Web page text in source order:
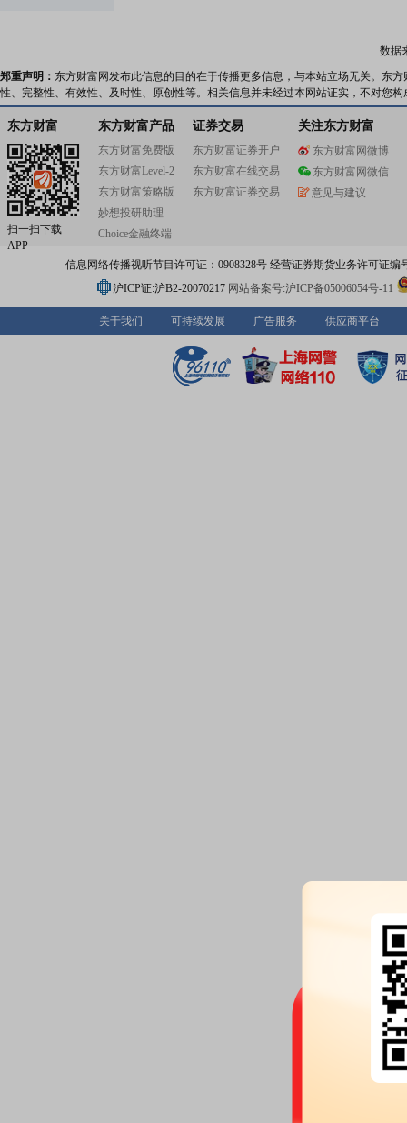
数据
郑重声明： 东方财富网发布此信息的目的在于传播更多信息，与本站立场无关。东
性、完整性、有效性、及时性、原创性等。相关信息并未经过本网站证实，不对您
东方财富
扫一扫下载
APP
东方财富产品
东方财富免费版
东方财富Level-2
东方财富策略版
妙想投研助理
Choice金融终端
证券交易
东方财富证券开户
东方财富在线交易
东方财富证券交易
关注东方财富
东方财富网微博
东方财富网微信
意见与建议
信息网络传播视听节目许可证：0908328号 经营证券期货业务许可证编
沪ICP证:沪B2-20070217 网站备案号:沪ICP备05006054号-11
关于我们 可持续发展 广告服务 供应商平台